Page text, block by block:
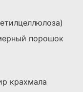
порошок
крахмала